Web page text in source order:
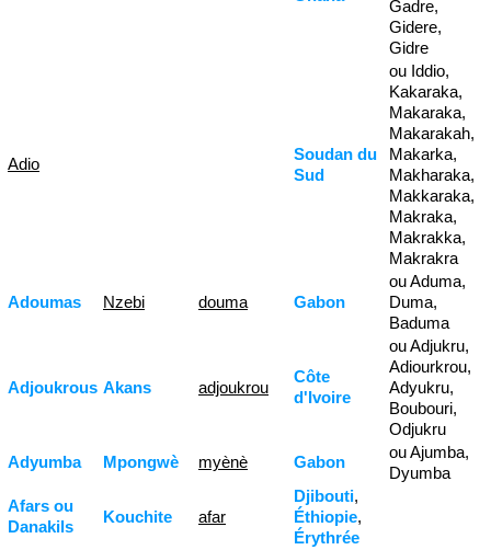
Gadre,
Gidere,
Gidre
Adio
Soudan du
Sud
ou Iddio,
Kakaraka,
Makaraka,
Makarakah,
Makarka,
Makharaka,
Makkaraka,
Makraka,
Makrakka,
Makrakra
Adoumas Nzebi douma Gabon
ou Aduma,
Duma,
Baduma
Adjoukrous Akans adjoukrou
Côte
d'Ivoire
ou Adjukru,
Adiourkrou,
Adyukru,
Boubouri,
Odjukru
Adyumba
Mpongwè myènè Gabon
ou Ajumba,
Dyumba
Afars ou
Danakils
Kouchite afar
Djibouti,
Éthiopie,
Érythrée